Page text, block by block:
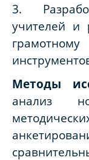
3.
учителей и
Методы
анализ